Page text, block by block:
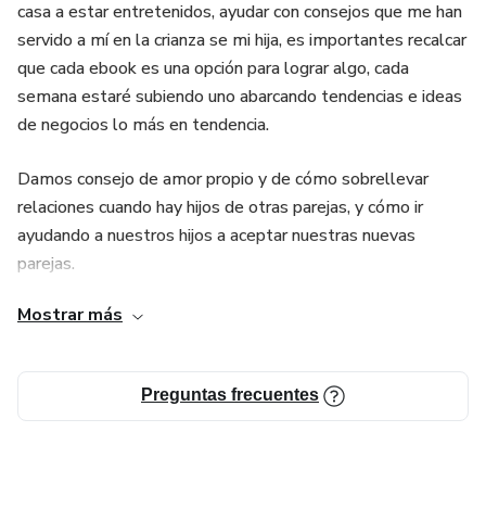
casa a estar entretenidos, ayudar con consejos que me han
servido a mí en la crianza se mi hija, es importantes recalcar
que cada ebook es una opción para lograr algo, cada
semana estaré subiendo uno abarcando tendencias e ideas
de negocios lo más en tendencia.
Damos consejo de amor propio y de cómo sobrellevar
relaciones cuando hay hijos de otras parejas, y cómo ir
ayudando a nuestros hijos a aceptar nuestras nuevas
parejas.
Mostrar más
Preguntas frecuentes